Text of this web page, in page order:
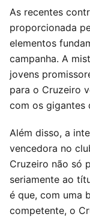
As recentes
proporcionada
elementos
campanha. A
jovens
para o Cruzeiro
com os gigantes
Além disso, a
vencedora no
Cruzeiro não só
seriamente ao
é que, com uma
competente, o